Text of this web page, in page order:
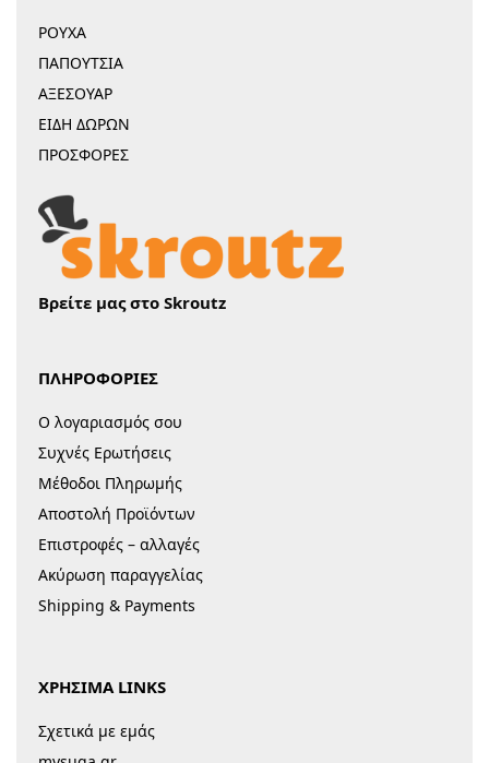
ΡΟΥΧΑ
ΠΑΠΟΥΤΣΙΑ
ΑΞΕΣΟΥΑΡ
ΕΙΔΗ ΔΩΡΩΝ
ΠΡΟΣΦΟΡΕΣ
Βρείτε μας στο Skroutz
ΠΛΗΡΟΦΟΡΙΕΣ
Ο λογαριασμός σου
Συχνές Ερωτήσεις
Μέθοδοι Πληρωμής
Αποστολή Προϊόντων
Επιστροφές – αλλαγές
Ακύρωση παραγγελίας
Shipping & Payments
ΧΡΗΣΙΜΑ LINKS
Σχετικά με εμάς